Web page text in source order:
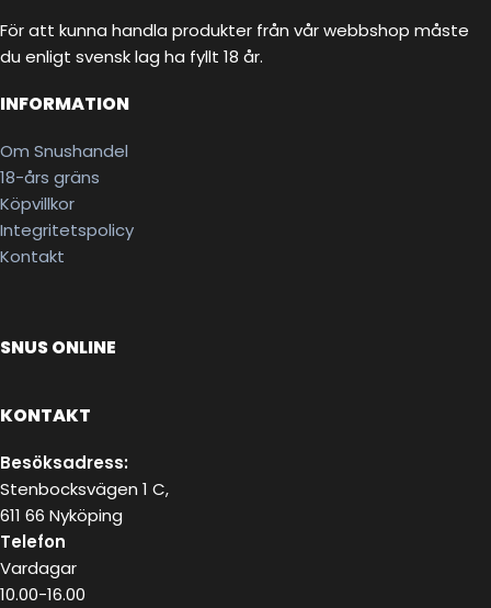
För att kunna handla produkter från vår webbshop måste
du enligt svensk lag ha fyllt 18 år.
INFORMATION
Om Snushandel
18-års gräns
Köpvillkor
Integritetspolicy
Kontakt
SNUS ONLINE
KONTAKT
Besöksadress:
Stenbocksvägen 1 C,
611 66 Nyköping
Telefon
Vardagar
10.00-16.00